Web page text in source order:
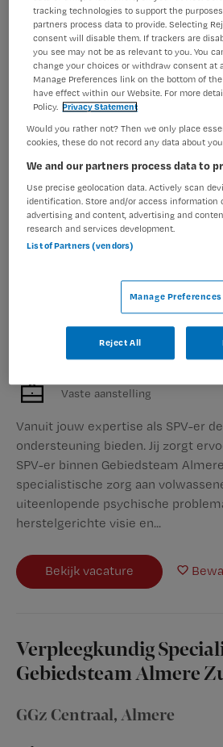
binnen onze kliniek. Jij bent de
verpleging en de behandelaars. Zo
verpleegkundig specialist draag je
ontwikkeling en...
Sociaal Psychiatrisch
Verpleegkundige
Almere Zuid
Almere
HBO
Fulltime
Vaste aanstelling
Vanuit jouw expertise als SPV-er
ondersteuning bieden. Jij zorgt
SPV-er binnen Gebiedsteam
specialistische zorg aan
uiteenlopende psychische
herstelgerichte visie en...
Bekijk vacature
Verpleegkundig
Gebiedsteam Almere
GGz Centraal, Almere
tracking technologies to support the
partners process data to provide. Selecting
consent will disable them. If trackers are
you see may not be as relevant to you. You
change your choices or withdraw consent at
Manage Preferences link on the bottom of
have effect within our Website. For more
Policy. Privacy Statement
Would you rather not? Then we only place
cookies, these do not record any data about
We and our partners process data to
Use precise geolocation data. Actively scan
identification. Store and/or access information
advertising and content, advertising and
research and services development.
List of Partners (vendors)
Manage Preferences
Reject All